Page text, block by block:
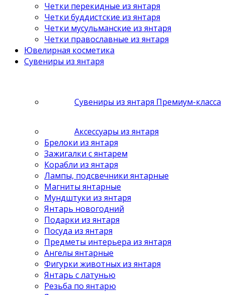
Четки перекидные из янтаря
Четки буддистские из янтаря
Четки мусульманские из янтаря
Четки православные из янтаря
Ювелирная косметика
Сувениры из янтаря
Сувениры из янтаря Премиум-класса
Аксессуары из янтаря
Брелоки из янтаря
Зажигалки с янтарем
Корабли из янтаря
Лампы, подсвечники янтарные
Магниты янтарные
Мундштуки из янтаря
Янтарь новогодний
Подарки из янтаря
Посуда из янтаря
Предметы интерьера из янтаря
Ангелы янтарные
Фигурки животных из янтаря
Янтарь с латунью
Резьба по янтарю